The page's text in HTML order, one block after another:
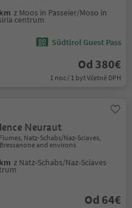
z Moos in Passeier/Moso in
centrum
Südtirol Guest Pass
Od 380€
1 noc / 1 byt Včetně DPH
Neuraut
Natz-Schabs/Naz-Sciaves,
and environs
z Natz-Schabs/Naz-Sciaves
Od 64€